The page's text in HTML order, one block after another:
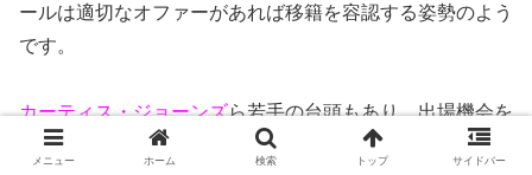
ールは適切なオファーがあれば移籍を容認する姿勢のよう
です。
カーティス・ジョーンズら若手の台頭もあり、出場機会を
求めて移籍する可能性もあるかもしれません。
メニュー ホーム 検索 トップ サイドバー